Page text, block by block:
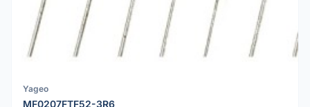
Yageo
MF0207FTF52-3R6